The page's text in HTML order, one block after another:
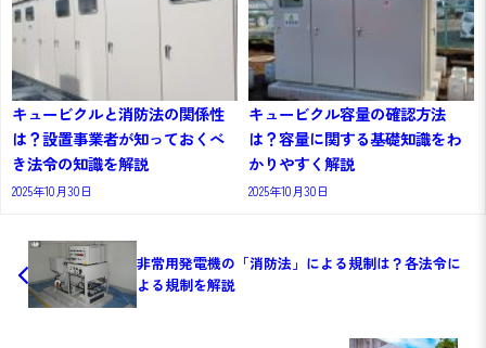
キュービクルと消防法の関係性
は？設置事業者が知っておくべ
き法令の知識を解説
2025年10月30日
キュービクル容量の確認方法
は？容量に関する基礎知識をわ
かりやすく解説
2025年10月30日
非常用発電機の「消防法」による規制は？各法令に
よる規制を解説